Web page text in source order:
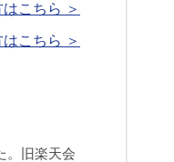
こちら ＞
こちら ＞
。旧楽天会